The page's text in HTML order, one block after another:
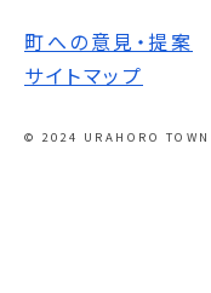
町への意見・提案
サイトマップ
© 2024 URAHORO TOWN